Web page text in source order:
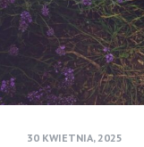
30 KWIETNIA, 2025